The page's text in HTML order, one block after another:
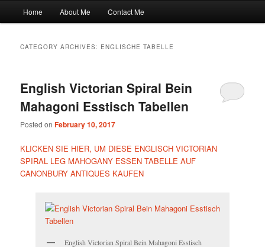
Skip
content
Skip
content
Home About Me Contact Me
CATEGORY ARCHIVES: ENGLISCHE TABELLE
English Victorian Spiral Bein
Mahagoni Esstisch Tabellen
Posted onFebruary 10, 2017
KLICKEN SIE HIER, UM DIESE ENGLISCH VICTORIAN
SPIRAL LEG MAHOGANY ESSEN TABELLE AUF
CANONBURY ANTIQUES KAUFEN
English Victorian Spiral Bein Mahagoni Esstisch